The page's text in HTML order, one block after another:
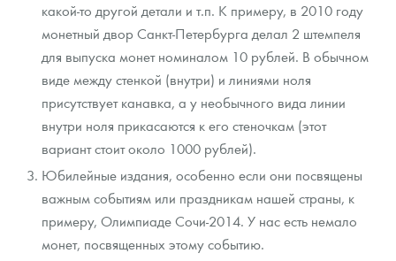
какой-то другой детали и т.п. К примеру, в 2010 году
монетный двор Санкт-Петербурга делал 2 штемпеля
для выпуска монет номиналом 10 рублей. В обычном
виде между стенкой (внутри) и линиями ноля
присутствует канавка, а у необычного вида линии
внутри ноля прикасаются к его стеночкам (этот
вариант стоит около 1000 рублей).
Юбилейные издания, особенно если они посвящены
важным событиям или праздникам нашей страны, к
примеру, Олимпиаде Сочи-2014. У нас есть немало
монет, посвященных этому событию.